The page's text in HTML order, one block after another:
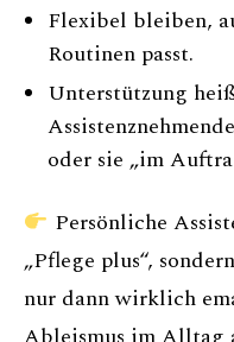
Flexibel bleiben,
Routinen passt.
Unterstützung
oder sie „im
Persönliche
„Pflege plus“,
nur dann wirklich